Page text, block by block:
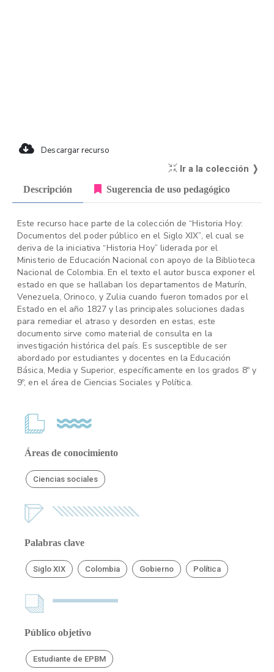
Descargar recurso
Ir a la colección ❭
Descripción Sugerencia de uso pedagógico
Este recurso hace parte de la colección de “Historia Hoy:
Documentos del poder público en el Siglo XIX”, el cual se
deriva de la iniciativa “Historia Hoy” liderada por el
Ministerio de Educación Nacional con apoyo de la Biblioteca
Nacional de Colombia. En el texto el autor busca exponer el
estado en que se hallaban los departamentos de Maturín,
Venezuela, Orinoco, y Zulia cuando fueron tomados por el
Estado en el año 1827 y las principales soluciones dadas
para remediar el atraso y desorden en estas, este
documento sirve como material de consulta en la
investigación histórica del país. Es susceptible de ser
abordado por estudiantes y docentes en la Educación
Básica, Media y Superior, específicamente en los grados 8º y
9º, en el área de Ciencias Sociales y Política.
Áreas de conocimiento
Ciencias sociales
Palabras clave
Siglo XIX Colombia Gobierno Política
Público objetivo
Estudiante de EPBM